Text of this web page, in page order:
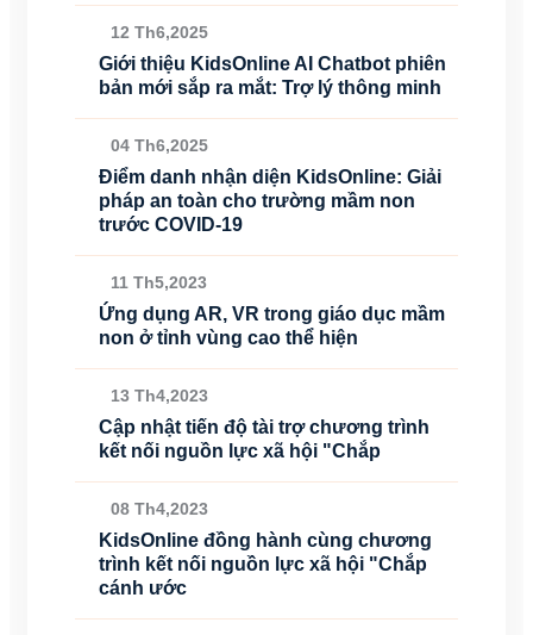
12 Th6,2025
Giới thiệu KidsOnline AI Chatbot phiên
bản mới sắp ra mắt: Trợ lý thông minh
04 Th6,2025
Điểm danh nhận diện KidsOnline: Giải
pháp an toàn cho trường mầm non
trước COVID-19
11 Th5,2023
Ứng dụng AR, VR trong giáo dục mầm
non ở tỉnh vùng cao thể hiện
13 Th4,2023
Cập nhật tiến độ tài trợ chương trình
kết nối nguồn lực xã hội "Chắp
08 Th4,2023
KidsOnline đồng hành cùng chương
trình kết nối nguồn lực xã hội "Chắp
cánh ước